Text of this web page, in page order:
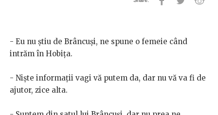
- Eu nu ştiu de Brâncuşi, ne spune o femeie când
intrăm în Hobiţa.
- Nişte informaţii vagi vă putem da, dar nu vă va fi de
ajutor, zice alta.